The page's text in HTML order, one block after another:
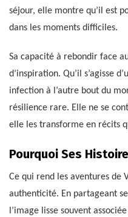
séjour, elle montre qu’il est
dans les moments difficiles.
Sa capacité à rebondir face
d’inspiration. Qu’il s’agisse
infection à l’autre bout du
résilience rare. Elle ne se
elle les transforme en récits
Pourquoi Ses
Ce qui rend les aventures de
authenticité. En partageant
l’image lisse souvent